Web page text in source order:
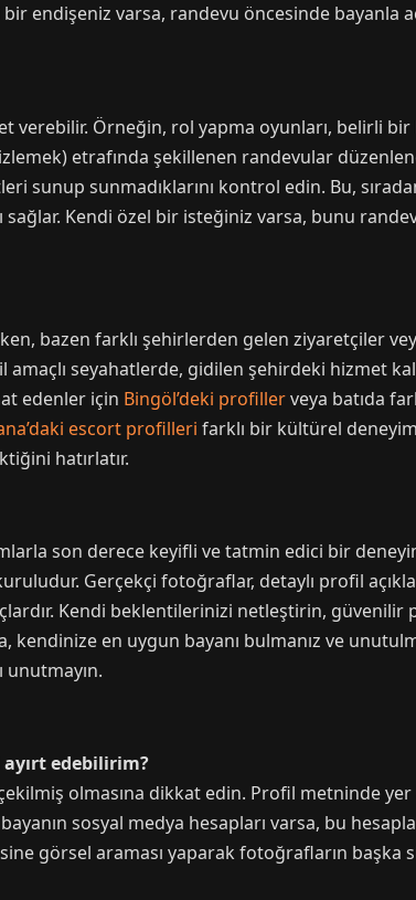
endişeniz varsa, randevu öncesinde bayanla
verebilir. Örneğin, rol yapma oyunları, belirli bir
etrafında şekillenen randevular
sunup sunmadıklarını kontrol edin. Bu,
sağlar. Kendi özel bir isteğiniz varsa, bunu
bazen farklı şehirlerden gelen ziyaretçiler
seyahatlerde, gidilen şehirdeki hizmet
edenler için Bingöl’deki profillerveya batıda
escort profilleri farklı bir kültürel
hatırlatır.
son derece keyifli ve tatmin edici bir
Gerçekçi fotoğraflar, detaylı profil
Kendi beklentilerinizi netleştirin, güvenilir
en uygun bayanı bulmanız ve
unutmayın.
edebilirim?
olmasına dikkat edin. Profil metninde
sosyal medya hesapları varsa, bu
görsel araması yaparak fotoğrafların başka